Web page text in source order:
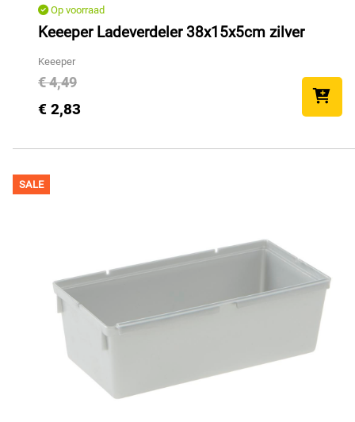
Op voorraad
Keeeper Ladeverdeler 38x15x5cm zilver
Keeeper
€ 4,49
€ 2,83
SALE